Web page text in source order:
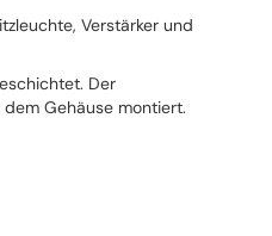
Verstärker und
Der
Gehäuse montiert.